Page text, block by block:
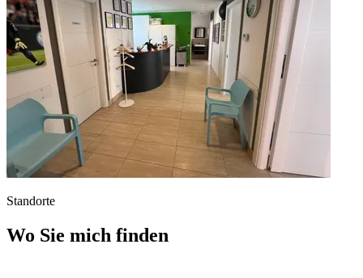
Standorte
Wo Sie mich finden